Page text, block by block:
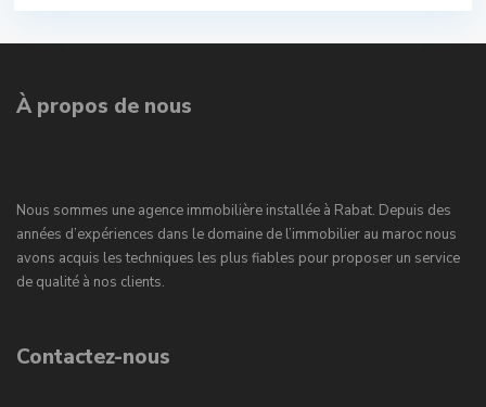
À propos de nous
Nous sommes une agence immobilière installée à Rabat. Depuis des
années d’expériences dans le domaine de l’immobilier au maroc nous
avons acquis les techniques les plus fiables pour proposer un service
de qualité à nos clients.
Contactez-nous